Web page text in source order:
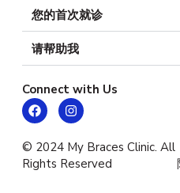
您的首次就诊
请帮助我
Connect with Us
© 2024 My Braces Clinic. All
Rights Reserved